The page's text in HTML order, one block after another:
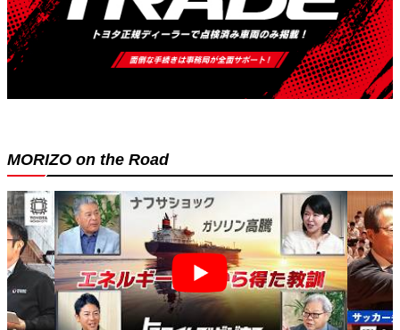
MORIZO on the Road